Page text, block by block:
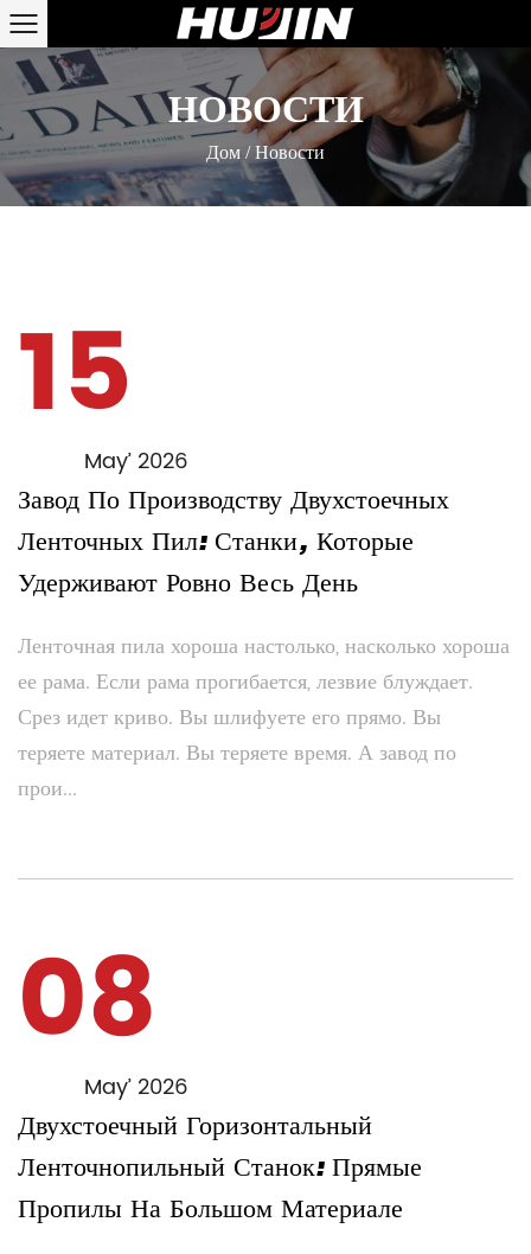
НОВОСТИ
Дом /Новости
15May’ 2026
Завод По Производству Двухстоечных
Ленточных Пил: Станки, Которые
Удерживают Ровно Весь День
Ленточная пила хороша настолько, насколько хороша
ее рама. Если рама прогибается, лезвие блуждает.
Срез идет криво. Вы шлифуете его прямо. Вы
теряете материал. Вы теряете время. А завод по
прои...
08
May’ 2026
Двухстоечный Горизонтальный
Ленточнопильный Станок: Прямые
Пропилы На Большом Материале